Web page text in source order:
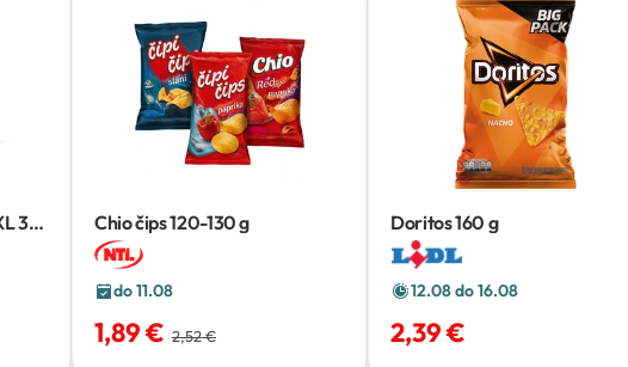
375 Chio čips120-130 g
do 11.08
1,89 € 2,52 €
Doritos160 g
12.08 do 16.08
2,39 €